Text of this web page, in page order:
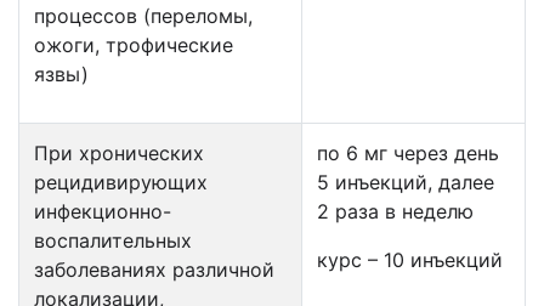
процессов (переломы,
ожоги, трофические
язвы)
При хронических
рецидивирующих
инфекционно-
воспалительных
заболеваниях различной
локализации,
по 6 мг через день
5 инъекций, далее
2 раза в неделю
курс – 10 инъекций